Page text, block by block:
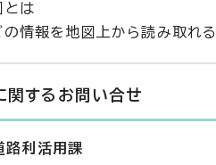
は
情報を地図上から読み取れる
関するお問い合せ
路利活用課